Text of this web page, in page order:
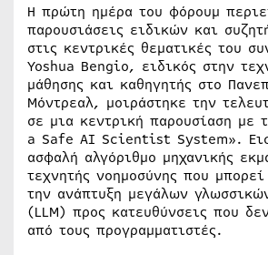
Η πρώτη ημέρα του φόρουμ
παρουσιάσεις ειδικών και
στις κεντρικές θεματικές του
Yoshua Bengio, ειδικός στην
μάθησης και καθηγητής στο
Μόντρεαλ, μοιράστηκε την
σε μια κεντρική παρουσίαση με
a Safe AI Scientist System».
ασφαλή αλγόριθμο μηχανικής
τεχνητής νοημοσύνης που
την ανάπτυξη μεγάλων
(LLM) προς κατευθύνσεις που
από τους προγραμματιστές.